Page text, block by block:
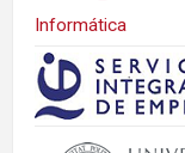
Informática